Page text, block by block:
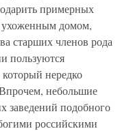
примерных
ухоженным домом,
старших членов рода
пользуются
нередко
небольшие
заведений подобного
российскими